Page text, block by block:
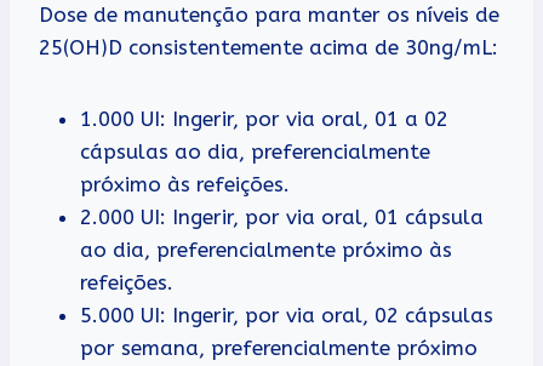
Dose de manutenção para manter os níveis de
25(OH)D consistentemente acima de 30ng/mL:
1.000 UI: Ingerir, por via oral, 01 a 02
cápsulas ao dia, preferencialmente
próximo às refeições.
2.000 UI: Ingerir, por via oral, 01 cápsula
ao dia, preferencialmente próximo às
refeições.
5.000 UI: Ingerir, por via oral, 02 cápsulas
por semana, preferencialmente próximo